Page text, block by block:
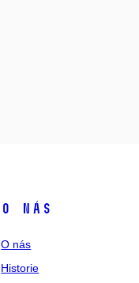
O nás
O nás
Historie